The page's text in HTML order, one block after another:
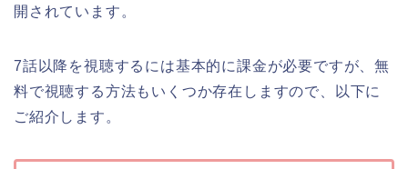
開されています。
7話以降を視聴するには基本的に課金が必要ですが、無
料で視聴する方法もいくつか存在しますので、以下に
ご紹介します。